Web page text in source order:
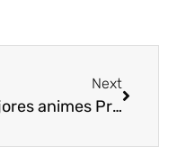
Next
Mejores animes Primavera 2021 [Top 3]